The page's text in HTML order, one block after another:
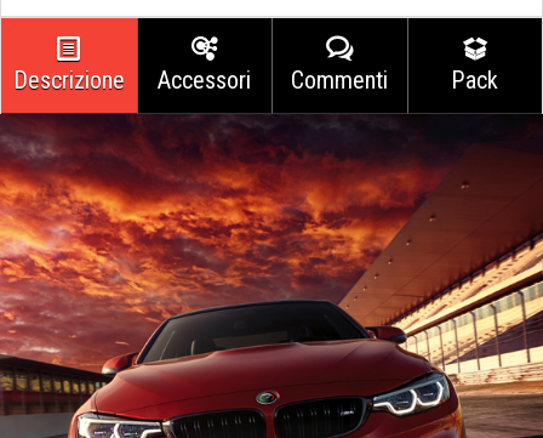
Descrizione Accessori Commenti Pack